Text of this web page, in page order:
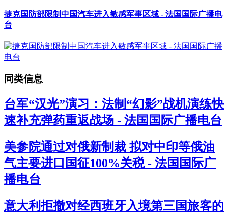
捷克国防部限制中国汽车进入敏感军事区域 - 法国国际广播电
台
同类信息
台军“汉光”演习：法制“幻影”战机演练快
速补充弹药重返战场 - 法国国际广播电台
美参院通过对俄新制裁 拟对中印等俄油
气主要进口国征100%关税 - 法国国际广
播电台
意大利拒撤对经西班牙入境第三国旅客的